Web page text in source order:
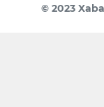
© 2023